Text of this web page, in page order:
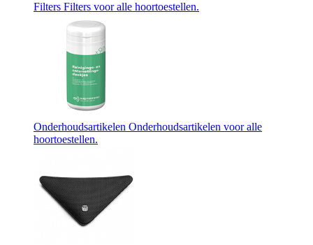
Filters Filters voor alle hoortoestellen.
Onderhoudsartikelen Onderhoudsartikelen voor alle
hoortoestellen.